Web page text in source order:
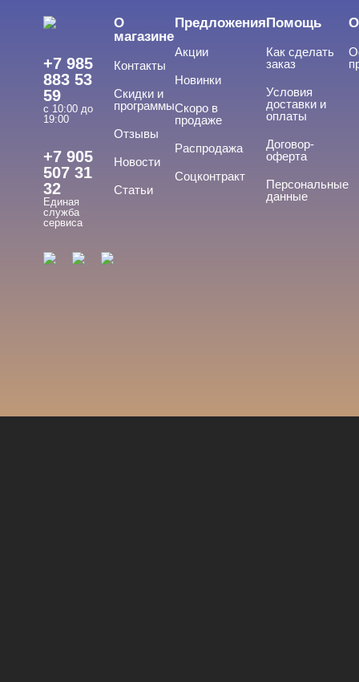
+7 985
883 53
59
с 10:00 до
19:00
+7 905
507 31
32
Единая
служба
сервиса
О
магазине
Контакты
Скидки и
программы
Отзывы
Новости
Статьи
Предложения
Акции
Новинки
Скоро в
продаже
Распродажа
Соцконтракт
Помощь
Как сделать
заказ
Условия
доставки и
оплаты
Договор-
оферта
Персональные
данные